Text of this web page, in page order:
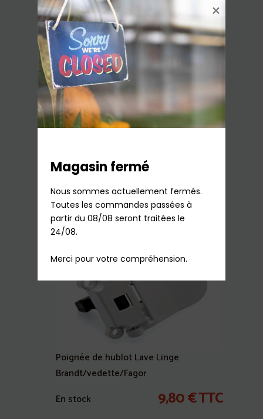
Tuyau d’arrivée d’eau 2,50M
Whirlpool/Universel (481953028938)
Ajouter au panier
Poignée de hublot Lave Linge
Brandt/vedette/Fagor
En stock
9,80€TTC
Magasin fermé
Nous sommes actuellement fermés.
Toutes les commandes passées à
partir du 08/08 seront traitées le
24/08.
Merci pour votre compréhension.